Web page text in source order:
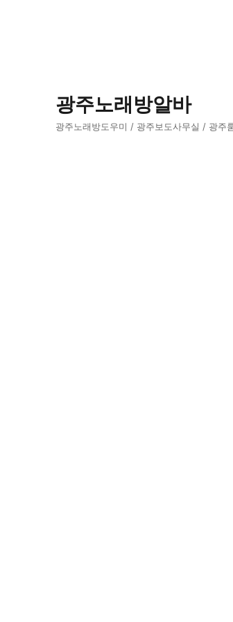
광주노래방알바
광주노래방도우미 / 광주보도사무실 / 광주